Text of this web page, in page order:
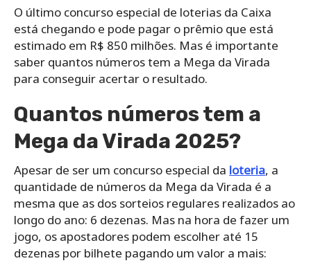
O último concurso especial de loterias da Caixa
está chegando e pode pagar o prêmio que está
estimado em R$ 850 milhões. Mas é importante
saber quantos números tem a Mega da Virada
para conseguir acertar o resultado.
Quantos números tem a
Mega da Virada 2025?
Apesar de ser um concurso especial da loteria, a
quantidade de números da Mega da Virada é a
mesma que as dos sorteios regulares realizados ao
longo do ano: 6 dezenas. Mas na hora de fazer um
jogo, os apostadores podem escolher até 15
dezenas por bilhete pagando um valor a mais: